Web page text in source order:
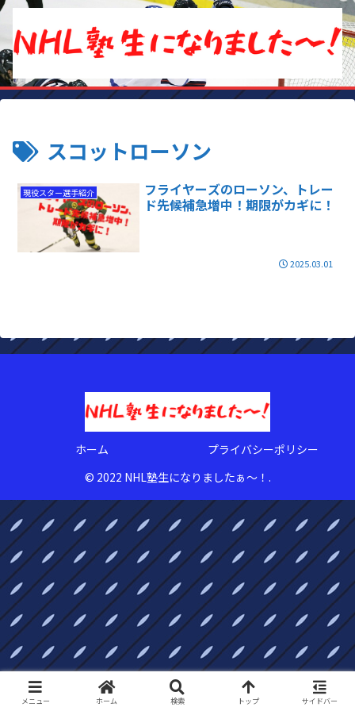
スコットローソン
現役スター選手紹介
フライヤーズのローソン、トレー
ド先候補急増中！期限がカギに！
2025.03.01
ホーム
プライバシーポリシー
© 2022 NHL塾生になりましたぁ〜！.
メニュー ホーム 検索 トップ サイドバー